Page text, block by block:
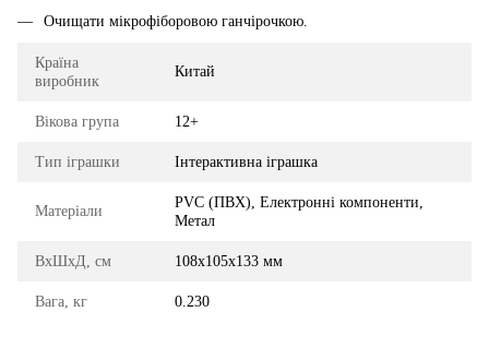
Очищати мікрофіборовою ганчірочкою.
Країна
виробник
Китай
Вікова група 12+
Тип іграшки Інтерактивна іграшка
Матеріали
PVC (ПВХ), Електронні компоненти,
Метал
ВхШхД, см 108x105x133 мм
Вага, кг 0.230